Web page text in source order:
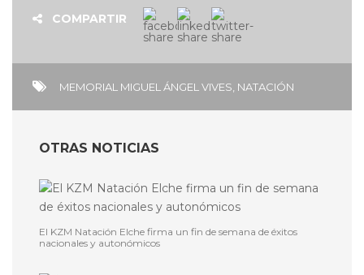
COMPARTIR
MEMORIAL MIGUEL ÁNGEL VIVES NATACIÓN
OTRAS NOTICIAS
El KZM Natación Elche firma un fin de semana de éxitos
nacionales y autonómicos